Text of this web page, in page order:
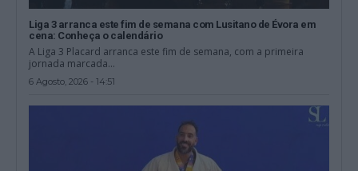
Liga 3 arranca este fim de semana com Lusitano de Évora em
cena: Conheça o calendário
A Liga 3 Placard arranca este fim de semana, com a primeira
jornada marcada...
6 Agosto, 2026 - 14:51